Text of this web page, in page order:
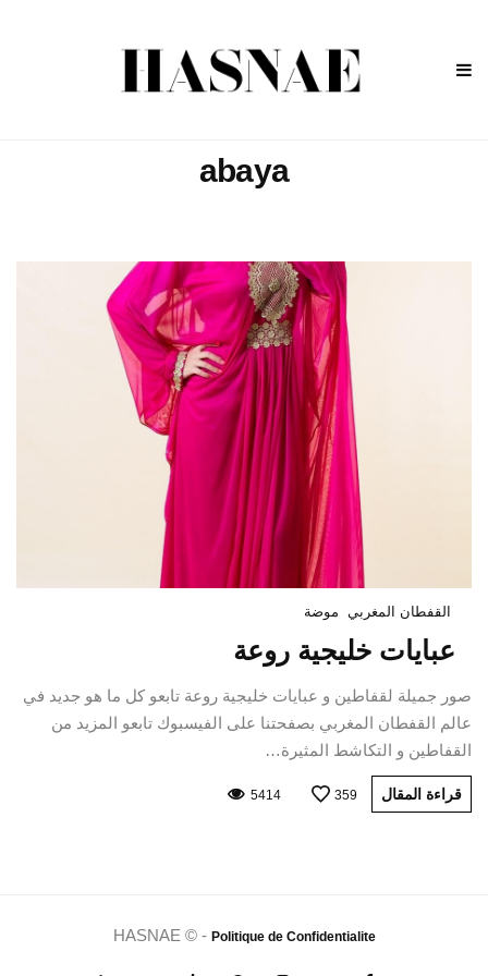
abaya
القفطان المغربي موضة
عبايات خليجية روعة
صور جميلة لقفاطين و عبايات خليجية روعة تابعو كل ما هو جديد في
عالم القفطان المغربي بصفحتنا على الفيسبوك تابعو المزيد من
القفاطين و التكاشط المثيرة…
قراءة المقال 359
5414
HASNAE © - Politique de Confidentialite